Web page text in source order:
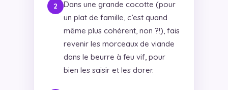
Dans une grande cocotte (pour
un plat de famille, c’est quand
même plus cohérent, non ?!), fais
revenir les morceaux de viande
dans le beurre à feu vif, pour
bien les saisir et les dorer.